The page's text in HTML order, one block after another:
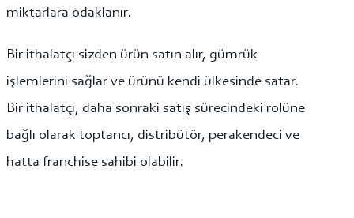
miktarlara odaklanır.
Bir ithalatçı sizden ürün satın alır, gümrük
işlemlerini sağlar ve ürünü kendi ülkesinde satar.
Bir ithalatçı, daha sonraki satış sürecindeki rolüne
bağlı olarak toptancı, distribütör, perakendeci ve
hatta franchise sahibi olabilir.